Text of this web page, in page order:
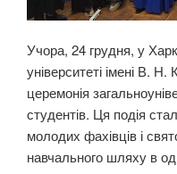
Учора, 24 грудня, у
університеті імені В.
церемонія
студентів. Ця подія
молодих фахівців і
навчального шляху в